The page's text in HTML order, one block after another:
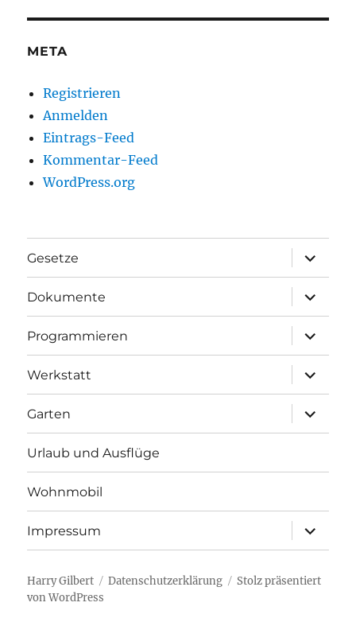
META
Registrieren
Anmelden
Eintrags-Feed
Kommentar-Feed
WordPress.org
Gesetze
anzeigen
Dokumente
anzeigen
Programmieren
anzeigen
Werkstatt
anzeigen
Garten
anzeigen
Urlaub und Ausflüge
Wohnmobil
Impressum
anzeigen
Harry Gilbert Datenschutzerklärung
Stolz präsentiert
von WordPress